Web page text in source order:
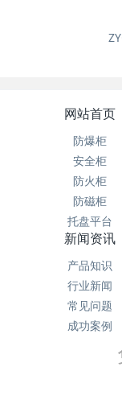
网站首页
防爆柜
安全柜
防火柜
防磁柜
托盘平台
新闻资讯
产品知识
行业新闻
常见问题
成功案例